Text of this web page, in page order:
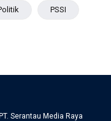
PSSI
Serantau Media Raya